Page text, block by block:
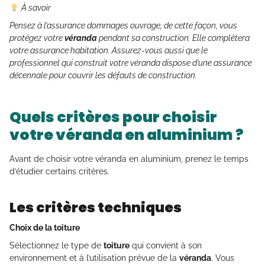
À savoir
Pensez à l’assurance dommages ouvrage, de cette façon, vous
protégez votrevérandapendant sa construction. Elle complètera
votre assurance habitation. Assurez-vous aussi que le
professionnel qui construit votre véranda dispose d’une assurance
décennale pour couvrir les défauts de construction.
Quels critères pour choisir
votre véranda en aluminium ?
Avant de choisir votre véranda en aluminium, prenez le temps
d’étudier certains critères.
Les critères techniques
Choix de la toiture
Sélectionnez le type de toiture qui convient à son
environnement et à l’utilisation prévue de la véranda. Vous